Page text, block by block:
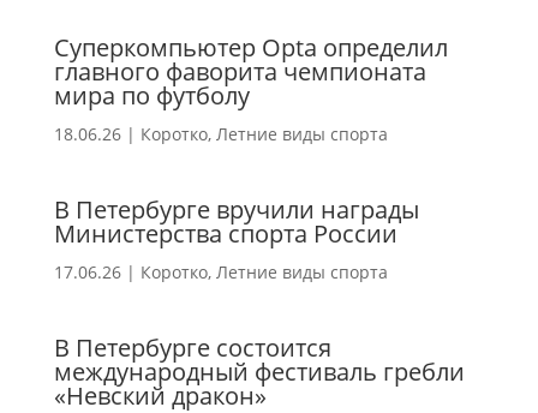
Суперкомпьютер Opta определил
главного фаворита чемпионата
мира по футболу
18.06.26| Коротко, Летние виды спорта
В Петербурге вручили награды
Министерства спорта России
17.06.26| Коротко, Летние виды спорта
В Петербурге состоится
международный фестиваль гребли
«Невский дракон»